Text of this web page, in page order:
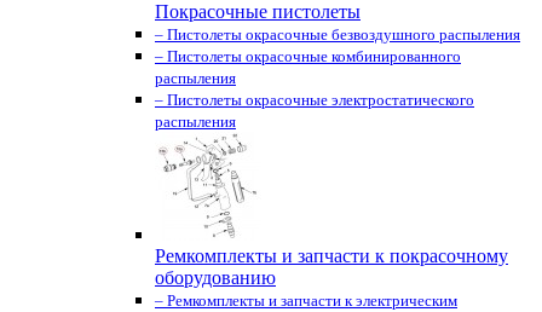
Покрасочные пистолеты
– Пистолеты окрасочные безвоздушного распыления
– Пистолеты окрасочные комбинированного
распыления
– Пистолеты окрасочные электростатического
распыления
Ремкомплекты и запчасти к покрасочному
оборудованию
– Ремкомплекты и запчасти к электрическим